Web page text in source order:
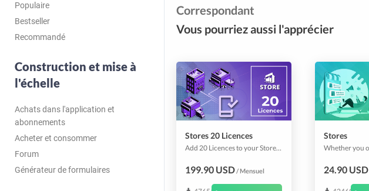
Populaire
Bestseller
Recommandé
Construction et mise à
l'échelle
Achats dans l'application et
abonnements
Acheter et consommer
Forum
Générateur de formulaires
Correspondant
Vous pourriez aussi l'apprécier
Stores 20 Licences
Add 20 Licences to your Stores-System.
199.90 USD/ Mensuel
Stores
24.90 USD